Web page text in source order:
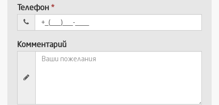
Телефон *
Комментарий